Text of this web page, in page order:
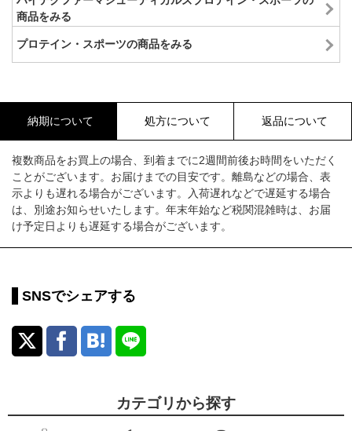
商品をみる
プロテイン・スポーツの商品をみる
納期について 処方について 返品について
複数商品をお買上の場合、到着までに2週間前後お時間をいただく
ことがございます。お届けまでの目安です。離島などの場合、表
示よりも遅れる場合がございます。入荷遅れなどで遅延する場合
は、別途お知らせいたします。年末年始など税関混雑時は、お届
け予定日よりも遅延する場合がございます。
SNSでシェアする
カテゴリから探す